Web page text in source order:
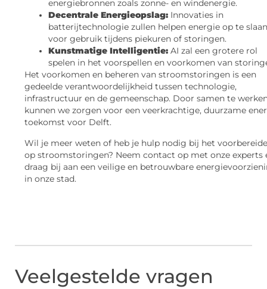
energiebronnen zoals zonne- en windenergie.
Decentrale Energieopslag: Innovaties in
batterijtechnologie zullen helpen energie op te slaan
voor gebruik tijdens piekuren of storingen.
Kunstmatige Intelligentie: AI zal een grotere rol
spelen in het voorspellen en voorkomen van
Het voorkomen en beheren van stroomstoringen is een
gedeelde verantwoordelijkheid tussen technologie,
infrastructuur en de gemeenschap. Door samen te
kunnen we zorgen voor een veerkrachtige, duurzame
toekomst voor Delft.
Wil je meer weten of heb je hulp nodig bij het
op stroomstoringen? Neem contact op met onze experts
draag bij aan een veilige en betrouwbare
in onze stad.
Veelgestelde vragen